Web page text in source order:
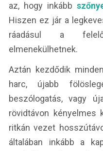
az, hogy inkább
Hiszen ez jár a
ráadásul a
elmenekülhetnek.
Aztán kezdődik
harc, újabb
beszólogatás, vagy
rövidtávon kényelmes
ritkán vezet
általában inkább a